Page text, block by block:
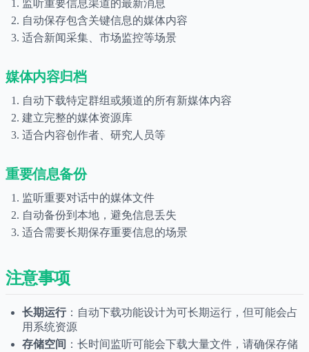
监听重要信息渠道的最新消息
自动保存包含关键信息的媒体内容
适合新闻采集、市场监控等场景
媒体内容归档
自动下载特定群组或频道的所有新媒体内容
建立完整的媒体资源库
适合内容创作者、研究人员等
重要信息备份
监听重要对话中的媒体文件
自动备份到本地，避免信息丢失
适合需要长期保存重要信息的场景
注意事项
长期运行：自动下载功能设计为可长期运行，但可能会占
用系统资源
存储空间 ：长时间监听可能会下载大量文件，请确保存储